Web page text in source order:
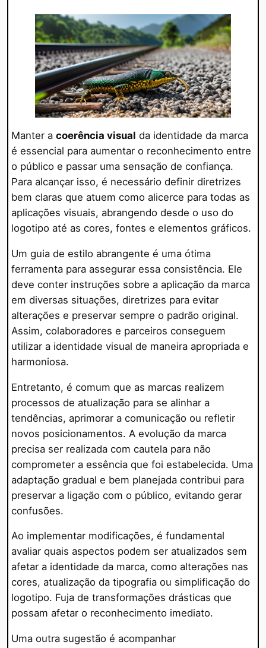
Manter a coerência visual da identidade da marca
é essencial para aumentar o reconhecimento entre
o público e passar uma sensação de confiança.
Para alcançar isso, é necessário definir diretrizes
bem claras que atuem como alicerce para todas as
aplicações visuais, abrangendo desde o uso do
logotipo até as cores, fontes e elementos gráficos.
Um guia de estilo abrangente é uma ótima
ferramenta para assegurar essa consistência. Ele
deve conter instruções sobre a aplicação da marca
em diversas situações, diretrizes para evitar
alterações e preservar sempre o padrão original.
Assim, colaboradores e parceiros conseguem
utilizar a identidade visual de maneira apropriada e
harmoniosa.
Entretanto, é comum que as marcas realizem
processos de atualização para se alinhar a
tendências, aprimorar a comunicação ou refletir
novos posicionamentos. A evolução da marca
precisa ser realizada com cautela para não
comprometer a essência que foi estabelecida. Uma
adaptação gradual e bem planejada contribui para
preservar a ligação com o público, evitando gerar
confusões.
Ao implementar modificações, é fundamental
avaliar quais aspectos podem ser atualizados sem
afetar a identidade da marca, como alterações nas
cores, atualização da tipografia ou simplificação do
logotipo. Fuja de transformações drásticas que
possam afetar o reconhecimento imediato.
Uma outra sugestão é acompanhar